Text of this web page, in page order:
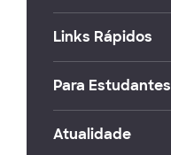
Links Rápidos
Para Estudantes
Atualidade